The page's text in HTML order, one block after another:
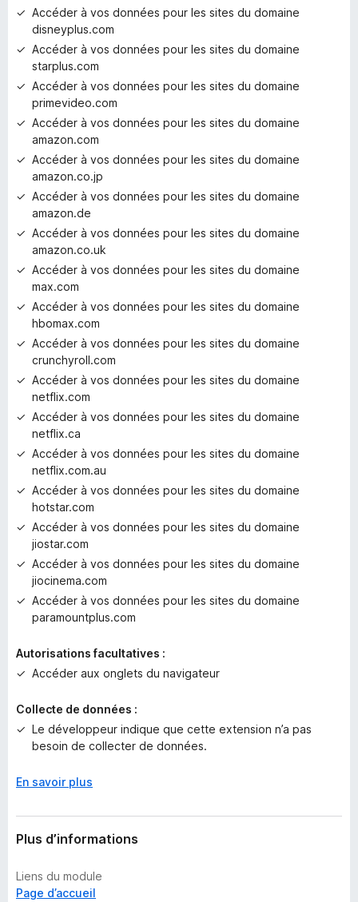
p
u
l
n
Accéder à vos données pour les sites du domaine
disneyplus.com
Accéder à vos données pour les sites du domaine
starplus.com
Accéder à vos données pour les sites du domaine
primevideo.com
Accéder à vos données pour les sites du domaine
amazon.com
Accéder à vos données pour les sites du domaine
amazon.co.jp
Accéder à vos données pour les sites du domaine
amazon.de
Accéder à vos données pour les sites du domaine
amazon.co.uk
Accéder à vos données pour les sites du domaine
max.com
Accéder à vos données pour les sites du domaine
hbomax.com
Accéder à vos données pour les sites du domaine
crunchyroll.com
Accéder à vos données pour les sites du domaine
netflix.com
Accéder à vos données pour les sites du domaine
netflix.ca
Accéder à vos données pour les sites du domaine
netflix.com.au
Accéder à vos données pour les sites du domaine
hotstar.com
Accéder à vos données pour les sites du domaine
jiostar.com
Accéder à vos données pour les sites du domaine
jiocinema.com
Accéder à vos données pour les sites du domaine
paramountplus.com
Autorisations facultatives :
Accéder aux onglets du navigateur
Collecte de données :
Le développeur indique que cette extension n’a pas
besoin de collecter de données.
En savoir plus
Plus d’informations
Liens du module
Page d’accueil